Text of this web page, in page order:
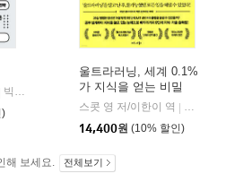
빅피시
)
울트라러닝, 세계 0.1%
가 지식을 얻는 비밀
스콧 영 저/이한이 역
비즈니스북스
14,400원 (10% 할인)
해 보세요. 전체보기